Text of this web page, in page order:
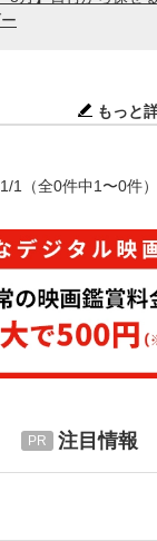
もっと
1/1 （全0件中1〜0件）
注目情報